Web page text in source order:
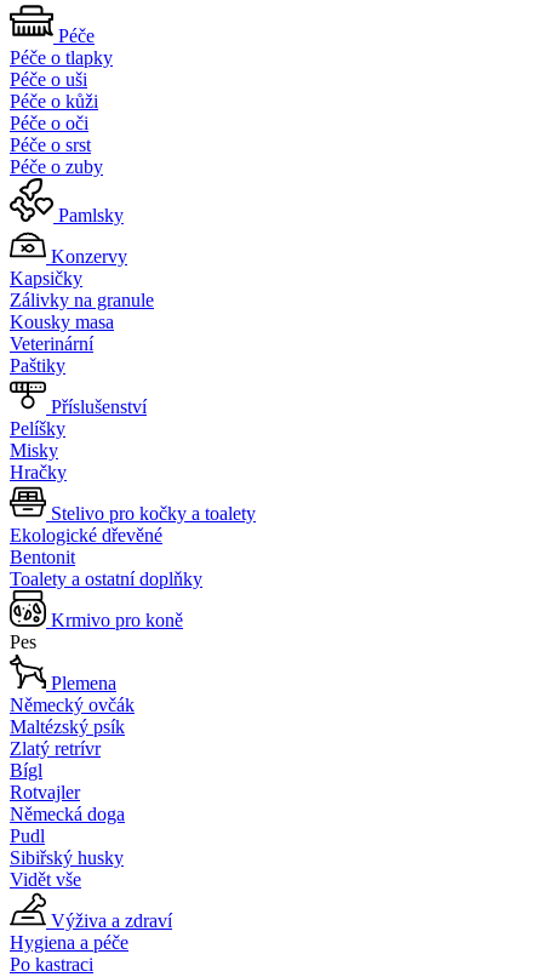
Péče
Péče o tlapky
Péče o uši
Péče o kůži
Péče o oči
Péče o srst
Péče o zuby
Pamlsky
Konzervy
Kapsičky
Zálivky na granule
Kousky masa
Veterinární
Paštiky
Příslušenství
Pelíšky
Misky
Hračky
Stelivo pro kočky a toalety
Ekologické dřevěné
Bentonit
Toalety a ostatní doplňky
Krmivo pro koně
Pes
Plemena
Německý ovčák
Maltézský psík
Zlatý retrívr
Bígl
Rotvajler
Německá doga
Pudl
Sibiřský husky
Vidět vše
Výživa a zdraví
Hygiena a péče
Po kastraci